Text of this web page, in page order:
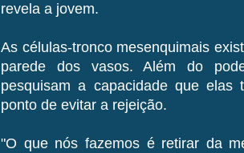
revela a jovem.
As células-tronco mesenquimais
parede dos vasos. Além do
pesquisam a capacidade que
ponto de evitar a rejeição.
"O que nós fazemos é retirar da